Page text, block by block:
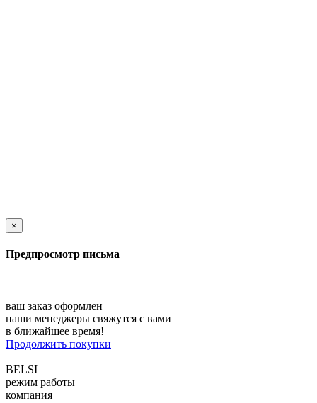
×
Предпросмотр письма
ваш заказ оформлен
наши менеджеры свяжутся с вами
в ближайшее время!
Продолжить покупки
BELSI
режим работы
компания